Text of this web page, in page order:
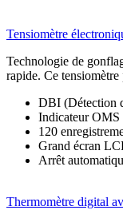
Tensiomètre
Technologie de
rapide. Ce tensiomètre
DBI (Détection
Indicateur OMS
120
Grand écran
Arrêt
Thermomètre digital